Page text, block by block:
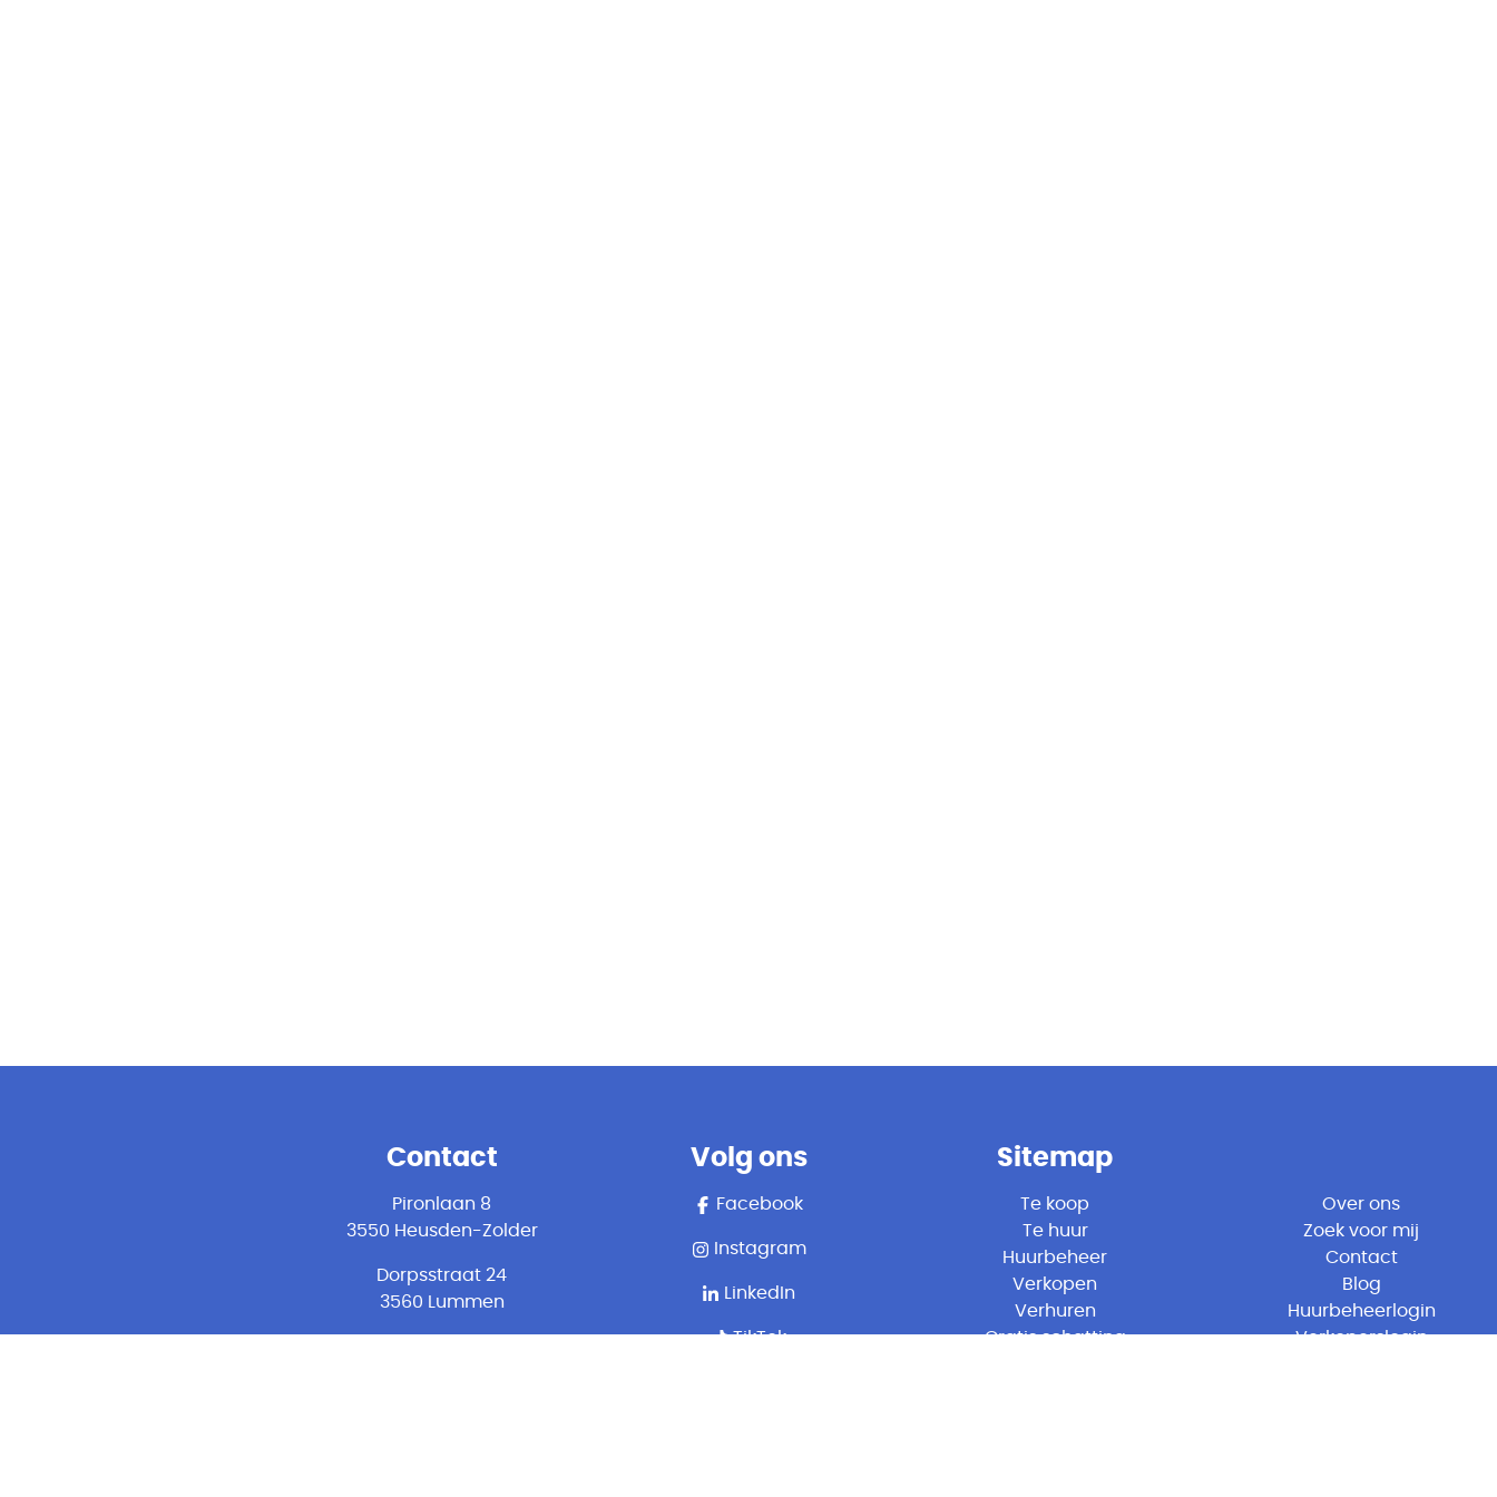
Contact
Pironlaan 8
3550 Heusden-Zolder
Dorpsstraat 24
3560 Lummen
Volg ons
Facebook
Instagram
LinkedIn
TikTok
Sitemap
Te koop
Te huur
Huurbeheer
Verkopen
Verhuren
Gratis schatting
Over ons
Zoek voor mij
Contact
Blog
Huurbeheerlogin
Verkoperslogin